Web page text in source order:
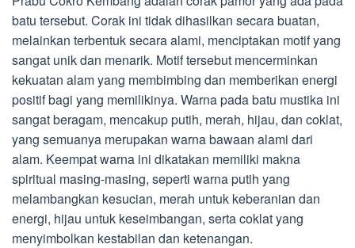
batu tersebut. Corak ini tidak dihasilkan secara buatan,
melainkan terbentuk secara alami, menciptakan motif yang
sangat unik dan menarik. Motif tersebut mencerminkan
kekuatan alam yang membimbing dan memberikan energi
positif bagi yang memilikinya. Warna pada batu mustika ini
sangat beragam, mencakup putih, merah, hijau, dan coklat,
yang semuanya merupakan warna bawaan alami dari
alam. Keempat warna ini dikatakan memiliki makna
spiritual masing-masing, seperti warna putih yang
melambangkan kesucian, merah untuk keberanian dan
energi, hijau untuk keseimbangan, serta coklat yang
menyimbolkan kestabilan dan ketenangan.